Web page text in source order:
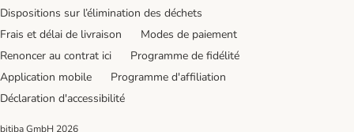
Dispositions sur l’élimination des déchets
Frais et délai de livraison
Modes de paiement
Renoncer au contrat ici
Programme de fidélité
Application mobile
Programme d'affiliation
Déclaration d'accessibilité
bitiba GmbH 2026